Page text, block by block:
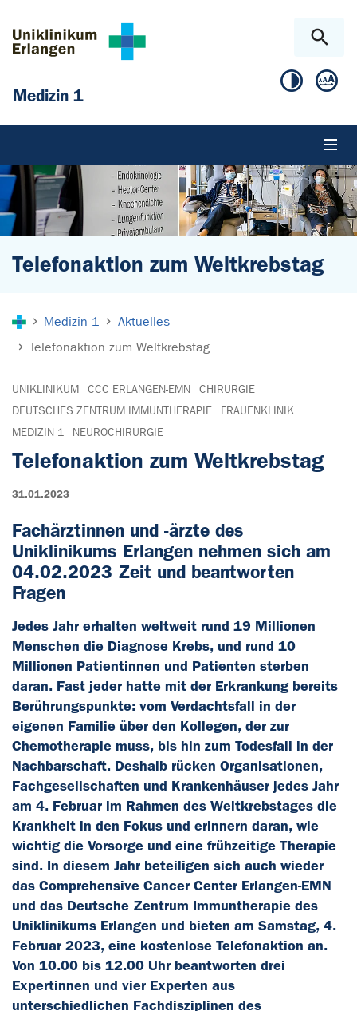
Medizin 1
Telefonaktion zum Weltkrebstag
Medizin 1
Aktuelles
Telefonaktion zum Weltkrebstag
UNIKLINIKUM CCC ERLANGEN-EMN
CHIRURGIE
DEUTSCHES ZENTRUM IMMUNTHERAPIE
FRAUENKLINIK
MEDIZIN 1
NEUROCHIRURGIE
Telefonaktion zum Weltkrebstag
31.01.2023
Fachärztinnen und -ärzte des
Uniklinikums Erlangen nehmen sich am
04.02.2023 Zeit und beantworten
Fragen
Jedes Jahr erhalten weltweit rund 19 Millionen
Menschen die Diagnose Krebs, und rund 10
Millionen Patientinnen und Patienten sterben
daran. Fast jeder hatte mit der Erkrankung bereits
Berührungspunkte: vom Verdachtsfall in der
eigenen Familie über den Kollegen, der zur
Chemotherapie muss, bis hin zum Todesfall in der
Nachbarschaft. Deshalb rücken Organisationen,
Fachgesellschaften und Krankenhäuser jedes Jahr
am 4. Februar im Rahmen des Weltkrebstages die
Krankheit in den Fokus und erinnern daran, wie
wichtig die Vorsorge und eine frühzeitige Therapie
sind. In diesem Jahr beteiligen sich auch wieder
das Comprehensive Cancer Center Erlangen-EMN
und das Deutsche Zentrum Immuntherapie des
Uniklinikums Erlangen und bieten am Samstag, 4.
Februar 2023, eine kostenlose Telefonaktion an.
Von 10.00 bis 12.00 Uhr beantworten drei
Expertinnen und vier Experten aus
unterschiedlichen Fachdisziplinen des